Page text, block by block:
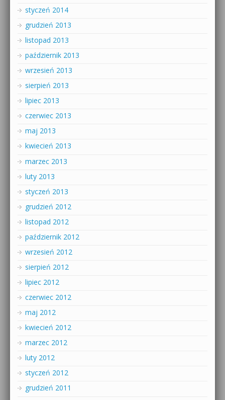
styczeń 2014
grudzień 2013
listopad 2013
październik 2013
wrzesień 2013
sierpień 2013
lipiec 2013
czerwiec 2013
maj 2013
kwiecień 2013
marzec 2013
luty 2013
styczeń 2013
grudzień 2012
listopad 2012
październik 2012
wrzesień 2012
sierpień 2012
lipiec 2012
czerwiec 2012
maj 2012
kwiecień 2012
marzec 2012
luty 2012
styczeń 2012
grudzień 2011